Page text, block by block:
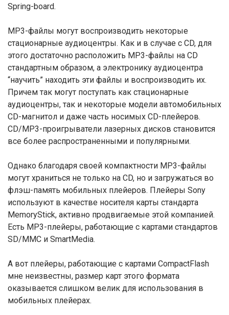
Spring-board.
МР3-файлы могут воспроизводить некоторые
стационарные аудиоцентры. Как и в случае с CD, для
этого достаточно расположить МР3-файлы на CD
стандартным образом, а электронику аудиоцентра
“научить” находить эти файлы и воспроизводить их.
Причем так могут поступать как стационарные
аудиоцентры, так и некоторые модели автомобильных
CD-магнитол и даже часть носимых CD-плейеров.
CD/MP3-проигрыватели лазерных дисков становится
все более распространенными и популярными.
Однако благодаря своей компактности МР3-файлы
могут храниться не только на CD, но и загружаться во
флэш-память мобильных плейеров. Плейеры Sony
используют в качестве носителя карты стандарта
MemoryStick, активно продвигаемые этой компанией.
Есть МР3-плейеры, работающие с картами стандартов
SD/MMC и SmartMedia.
А вот плейеры, работающие с картами CompactFlash
мне неизвестны, размер карт этого формата
оказывается слишком велик для использования в
мобильных плейерах.